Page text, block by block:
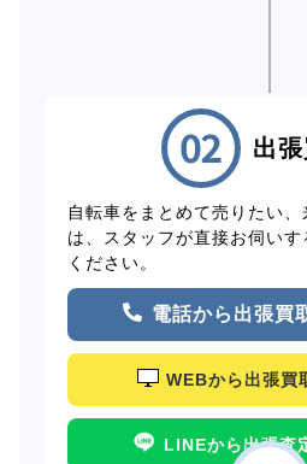
出
自転車をまとめて売りたい
は、スタッフが直接お伺い
ください。
電話から出張買
WEBから出張買
LINEから出張査